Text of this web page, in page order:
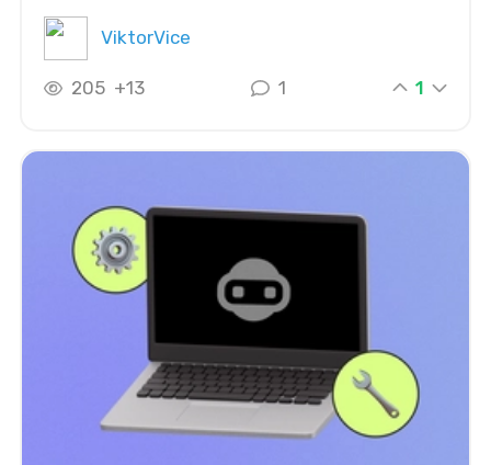
хочется возвращаться, где удобно
работать и общаться с
единомышленниками.Вы можете помочь
можно скорее!
ViktorVice
205 +13 1 1